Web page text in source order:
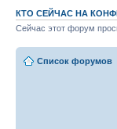
КТО СЕЙЧАС НА
Сейчас этот форум
Список форумов